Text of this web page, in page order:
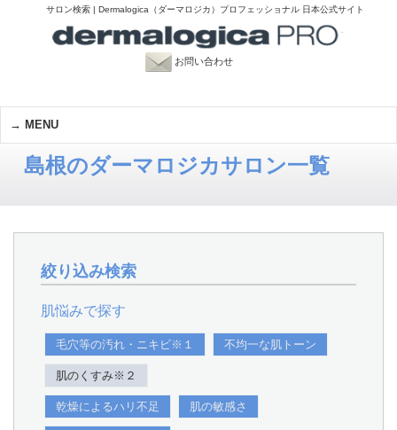
サロン検索 | Dermalogica（ダーマロジカ）プロフェッショナル 日本公式サイト
お問い合わせ
MENU
島根のダーマロジカサロン一覧
絞り込み検索
肌悩みで探す
毛穴等の汚れ・ニキビ※１ 不均一な肌トーン
肌のくすみ※２
乾燥によるハリ不足 肌の敏感さ